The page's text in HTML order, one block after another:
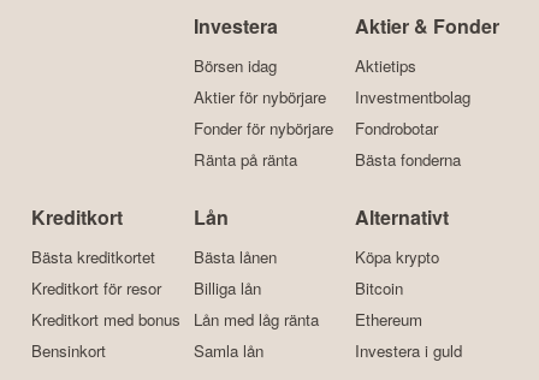
Investera
Börsen idag
Aktier för nybörjare
Fonder för nybörjare
Ränta på ränta
Aktier & Fonder
Aktietips
Investmentbolag
Fondrobotar
Bästa fonderna
Kreditkort
Bästa kreditkortet
Kreditkort för resor
Kreditkort med bonus
Bensinkort
Lån
Bästa lånen
Billiga lån
Lån med låg ränta
Samla lån
Alternativt
Köpa krypto
Bitcoin
Ethereum
Investera i guld